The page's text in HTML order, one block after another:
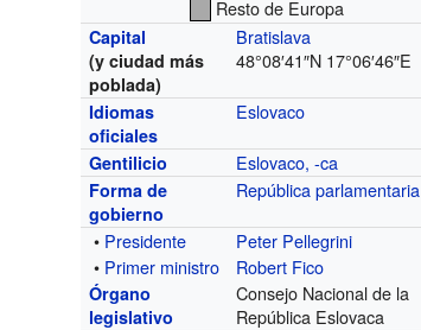
Resto de Europa
Capital
(y ciudad más
poblada)
Bratislava
48°08′41″N 17°06′46″E
Idiomas
oficiales
Eslovaco
Gentilicio Eslovaco, -ca
Forma de
gobierno
República parlamentaria
• Presidente
Peter Pellegrini
• Primer ministro Robert Fico
Órgano
legislativo
Consejo Nacional de la
República Eslovaca